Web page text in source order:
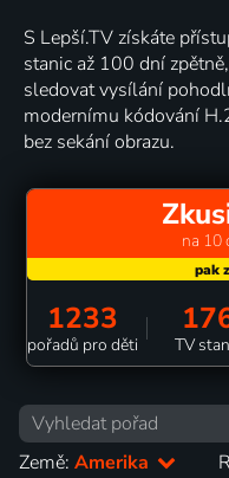
S Lepší.TV získáte
stanic až 100 dní
sledovat vysílání
modernímu kódování
bez sekání obrazu.
na 10
1233
pořadů pro děti TV
Země: Amerika